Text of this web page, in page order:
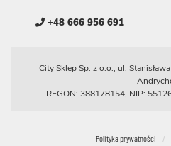
+48 666 956 691
City Sklep Sp. z o.o., ul.
REGON: 388178154, NIP:
Polityka prywatności